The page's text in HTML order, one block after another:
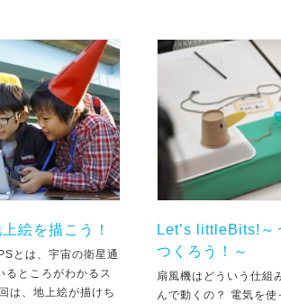
絵を描こう！
とは、宇宙の衛星通
るところがわかるス
は、地上絵が描けち
Let’s littleBits!～
つくろう！～
扇風機はどういう仕組
んで動くの？ 電気を